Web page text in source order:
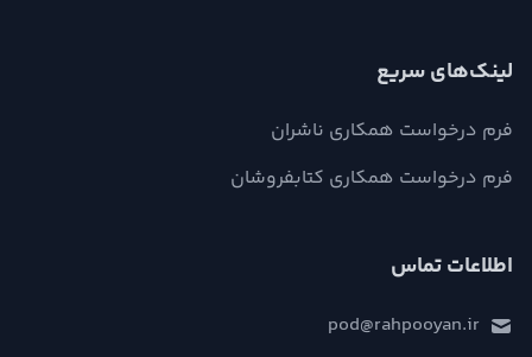
لینک‌های سریع
فرم درخواست همکاری ناشران
فرم درخواست همکاری کتابفروشان
اطلاعات تماس
pod@rahpooyan.ir